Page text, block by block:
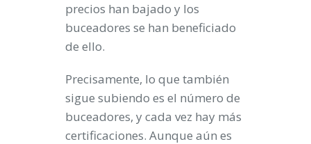
precios han bajado y los
buceadores se han beneficiado
de ello.
Precisamente, lo que también
sigue subiendo es el número de
buceadores, y cada vez hay más
certificaciones. Aunque aún es